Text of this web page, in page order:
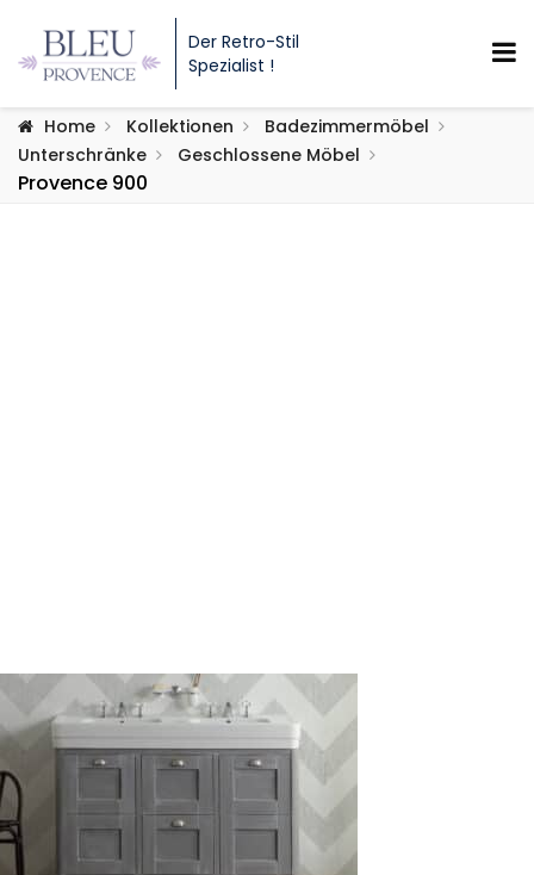
Der Retro-Stil
Spezialist !
Home Kollektionen
Badezimmermöbel
Unterschränke
Geschlossene Möbel
Provence 900